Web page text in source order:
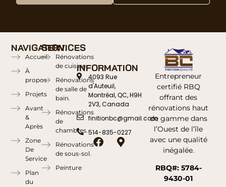
Entrepreneur
certifié RBQ
offrant des
rénovations haut
de gamme dans
l’Ouest de l’île
avec une qualité
inégalée.
RBQ#: 5784-
9430-01
NAVIGATION
Accueil
À
propos
Projets
Avant
&
Après
Zone
De
Service
Plan
du
SERVICES
Rénovations
de cuisine.
Rénovations
de salle de
bain.
Rénovations
de
chambres.
Rénovations
de sous-sol.
Peinture
INFORMATION
4093 Rue
d'Auteuil,
Montréal, QC, H9H
2V3, Canada
finitionbc@gmail.com
514-835-0227